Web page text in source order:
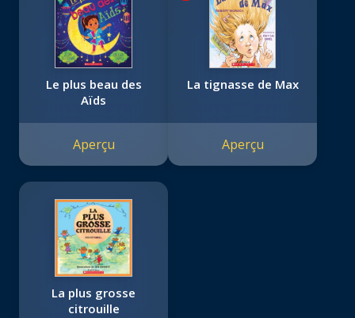
Le plus beau des
Aïds
Aperçu
La tignasse de Max
Aperçu
La plus grosse
citrouille